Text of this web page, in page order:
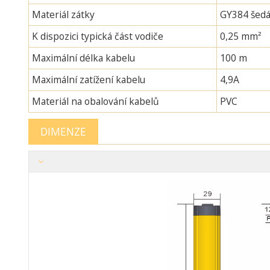
Materiál zátky
GY384
K dispozici typická část vodiče
0,25 mm²
Maximální délka kabelu
100 m
Maximální zatížení kabelu
4,9A
Materiál na obalování kabelů
PVC
DIMENZE